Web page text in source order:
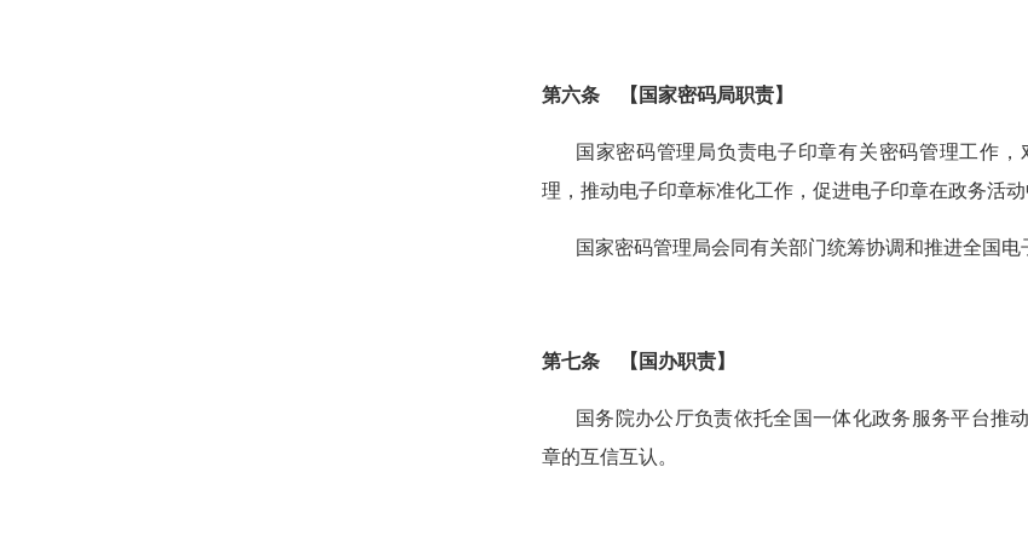
第六条 【 国家密码局职责】
国家密码管理局负责电子印章有关密码管理工作
理，推动电子印章标准化工作，促进电子印章在政务活动
国家密码管理局会同有关部门统筹协调和推进全国电
第七条 【 国办职责】
国务院办公厅负责依托全国一体化政务服务平台推
章的互信互认。